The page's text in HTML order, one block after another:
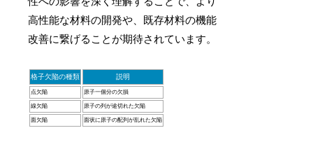
高性能な材料の開発や、既存材料の機能
改善に繋げることが期待されています。
格子欠陥の種類 説明
点欠陥 原子一個分の欠損
線欠陥 原子の列が途切れた欠陥
面欠陥 面状に原子の配列が乱れた欠陥